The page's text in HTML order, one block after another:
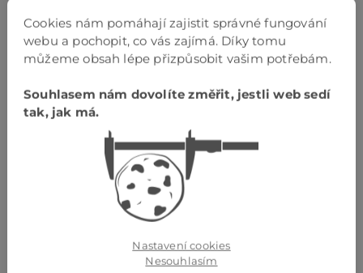
Cookies nám pomáhají zajistit správné fungování
webu a pochopit, co vás zajímá. Díky tomu
můžeme obsah lépe přizpůsobit vašim potřebám.
Souhlasem nám dovolíte změřit, jestli web sedí
tak, jak má.
Nastavení cookies
Nesouhlasím